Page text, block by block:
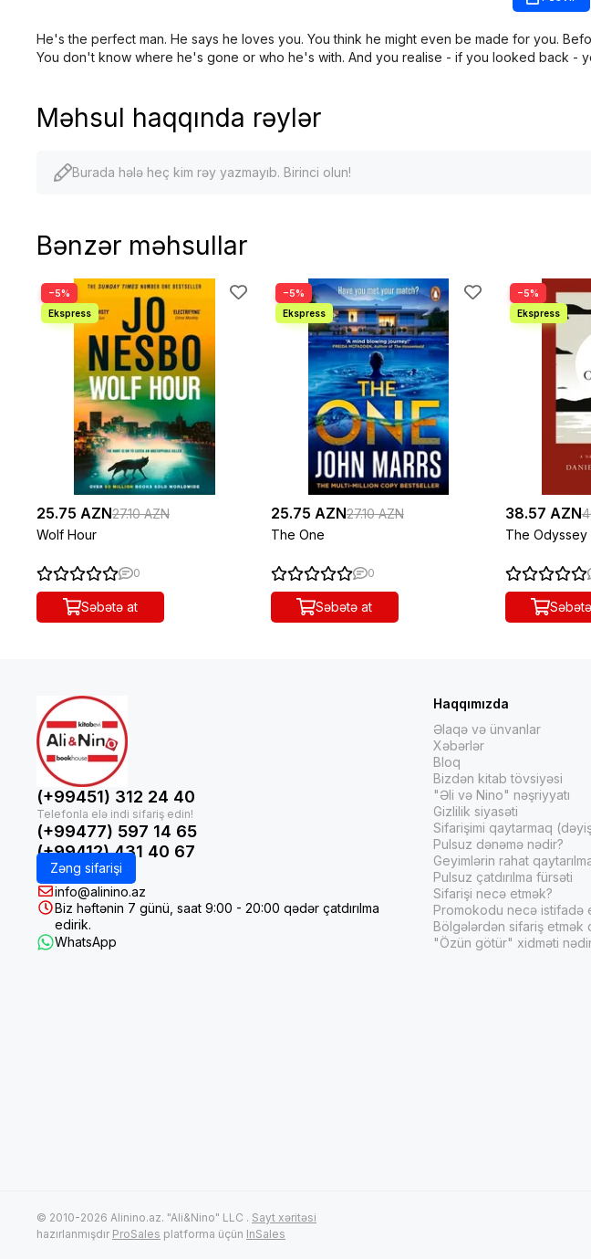
He's the perfect man. He says he loves you. You think he might even be made for you.
You don't know where he's gone or who he's with. And you realise - if you looked back -
Məhsul haqqında rəylər
Burada hələ heç kim rəy yazmayıb. Birinci olun!
Bənzər məhsullar
−5%
25.75 AZN27.10 AZN
Wolf Hour
0
Səbətə at
−5%
25.75 AZN27.10 AZN
The One
0
Səbətə at
−5%
38.57 AZN
The Odyssey
(+99451) 312 24 40
(+99477) 597 14 65
(+99412) 431 40 67
Zəng sifarişi
info@alinino.az
Biz həftənin 7 günü, saat 9:00 - 20:00 qədər çatdırılma
edirik.
WhatsApp
Haqqımızda
Əlaqə və ünvanlar
Xəbərlər
Bloq
Bizdən kitab tövsiyəsi
"Əli və Nino" nəşriyyatı
Gizlilik siyasəti
Sifarişimi qaytarmaq
Pulsuz dənəmə nədir?
Geyimlərin rahat
Pulsuz çatdırılma fürsəti
Sifarişi necə etmək?
Promokodu necə istifadə
Bölgələrdən sifariş etmək
"Özün götür" xidməti
© 2010-2026 Alinino.az. "Ali&Nino" LLC . Sayt xəritəsi
hazırlanmışdır ProSales platforma üçün InSales